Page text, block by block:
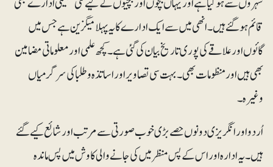
قائم ہوگئے ہیں۔ انھی میں سے ایک ادارے کا یہ پہلا میگزین ہے جس میں
گائوں اور علاقے کی پوری تاریخ بیان کی گئی ہے۔ کچھ علمی اور معلوماتی مضامین
بھی ہیں اور منظومات بھی۔ بہت سی تصاویر اور اساتذہ و طلبا کی سرگرمیاں
وغیرہ۔
اُردو اور انگریزی دونوں حصے بڑی خوب صورتی سے مرتب اور شائع کیے گئے
ہیں۔ یہ ادارہ اور اس کے پس منظر میں کی جانے والی کاوش میں پس ماندہ